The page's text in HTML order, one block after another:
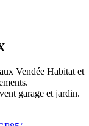
Vendée Habitat et
garage et jardin.